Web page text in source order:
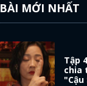
BÀI MỚI NHẤT
Tập
chia
"Cậu